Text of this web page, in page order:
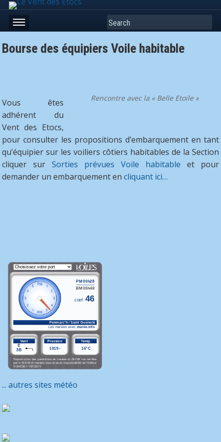
Search
Bourse des équipiers Voile habitable
Rencontre avec la « Belle Etoile »
Vous êtes
adhérent du
Vent des Etocs,
pour consulter les propositions d’embarquement en tant
qu’équipier sur les voiliers côtiers habitables de la Section
cliquer surSorties prévues Voile habitable et pour
demander un embarquement encliquant ici…
... autres sites météo